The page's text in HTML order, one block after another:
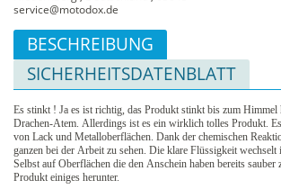
service@motodox.de
BESCHREIBUNG
SICHERHEITSDATENBLATT
Es stinkt ! Ja es ist richtig, das Produkt stinkt bis zum Himmel
Drachen-Atem. Allerdings ist es ein wirklich tolles Produkt.
von Lack und Metalloberflächen. Dank der chemischen
ganzen bei der Arbeit zu sehen. Die klare Flüssigkeit wechselt
Selbst auf Oberflächen die den Anschein haben bereits sauber
Produkt einiges herunter.